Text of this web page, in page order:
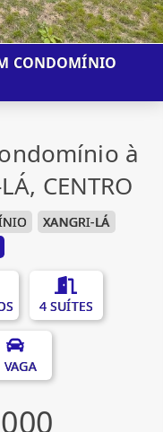
CONDOMÍNIO
à
CENTRO
XANGRI-LÁ
4 SUÍTES
VAGA